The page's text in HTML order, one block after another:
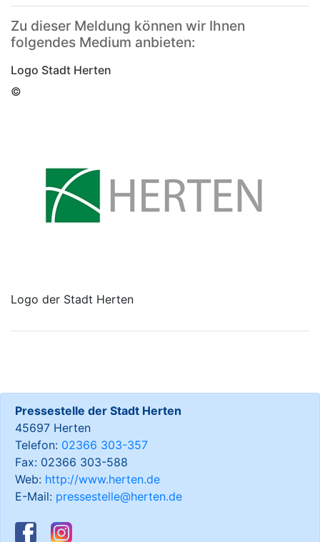
Zu dieser Meldung können wir Ihnen
folgendes Medium anbieten:
Logo Stadt Herten
©
Logo der Stadt Herten
Pressestelle der Stadt Herten
45697 Herten
Telefon: 02366 303-357
Fax: 02366 303-588
Web: http://www.herten.de
E-Mail: pressestelle@herten.de